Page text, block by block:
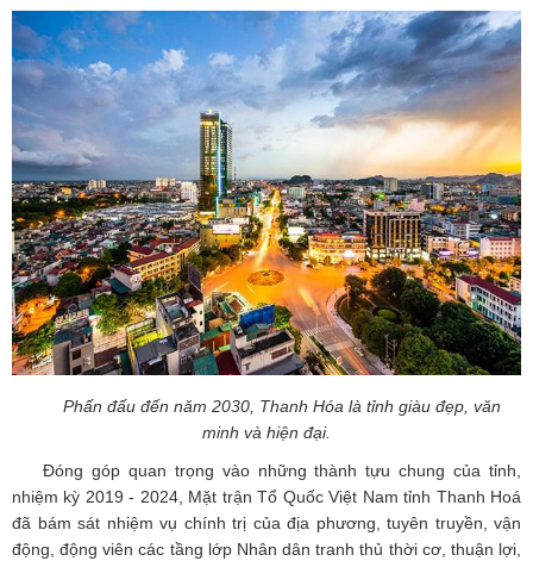
Phấn đấu đến năm 2030, Thanh Hóa là tỉnh giàu đẹp, văn
minh và hiện đại.
Đóng góp quan trọng vào những thành tựu chung của tỉnh,
nhiệm kỳ 2019 - 2024, Mặt trận Tổ Quốc Việt Nam tỉnh Thanh Hoá
đã bám sát nhiệm vụ chính trị của địa phương, tuyên truyền, vận
động, động viên các tầng lớp Nhân dân tranh thủ thời cơ, thuận lợi,